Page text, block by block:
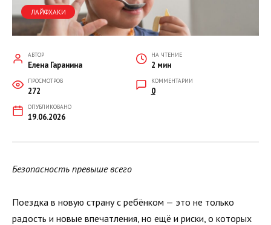
ЛАЙФХАКИ
АВТОР
Елена Гаранина
НА ЧТЕНИЕ
2 мин
ПРОСМОТРОВ
272
КОММЕНТАРИИ
0
ОПУБЛИКОВАНО
19.06.2026
Безопасность превыше всего
Поездка в новую страну с ребёнком — это не только
радость и новые впечатления, но ещё и риски, о которых